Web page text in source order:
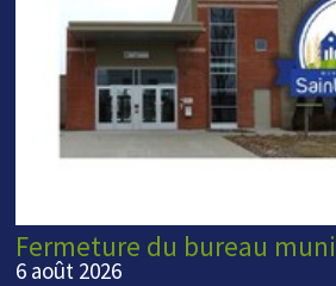
Fermeture du bureau
6 août 2026